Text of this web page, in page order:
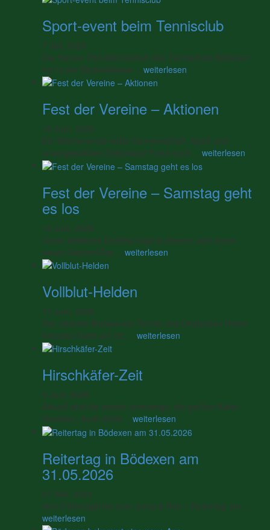
Sport-event beim Tennisclub
7 Juli, 2026
Die Herren Ü50-Mannschaft des Tennisclubs Bödexen
hat in der Bezirksklasse … weiterlesen
Fest der Vereine – Aktionen
18 Juni, 2026
Ein Wochenende voller Gemeinschaft, Spaß und
unvergesslicher Erlebnisse! Freut euch …weiterlesen
Fest der Vereine – Samstag geht
es los
18 Juni, 2026
Unser beliebtes Dorffest trägt in diesem Jahr einen
neuen Namen!Das … weiterlesen
Vollblut-Helden
17 Juni, 2026
Der nächste Blutspende-Termin des Deutschen Roten
Kreuzes findet am 02. … weiterlesen
Hirschkäfer-Zeit
9 Juni, 2026
Aktuell sind sie wieder unterwegs, die großen Käfer-
Gesellen. Auch 2026 …weiterlesen
Reitertag in Bödexen am
31.05.2026
27 Mai, 2026
Vom Führzügel bis zum Jump & Run – Reitertag am …
weiterlesen